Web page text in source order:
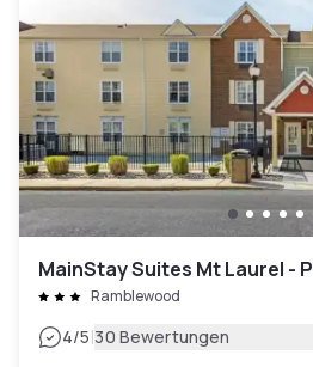
MainStay Suites Mt Laurel -
Ramblewood
4/5|30 Bewertungen